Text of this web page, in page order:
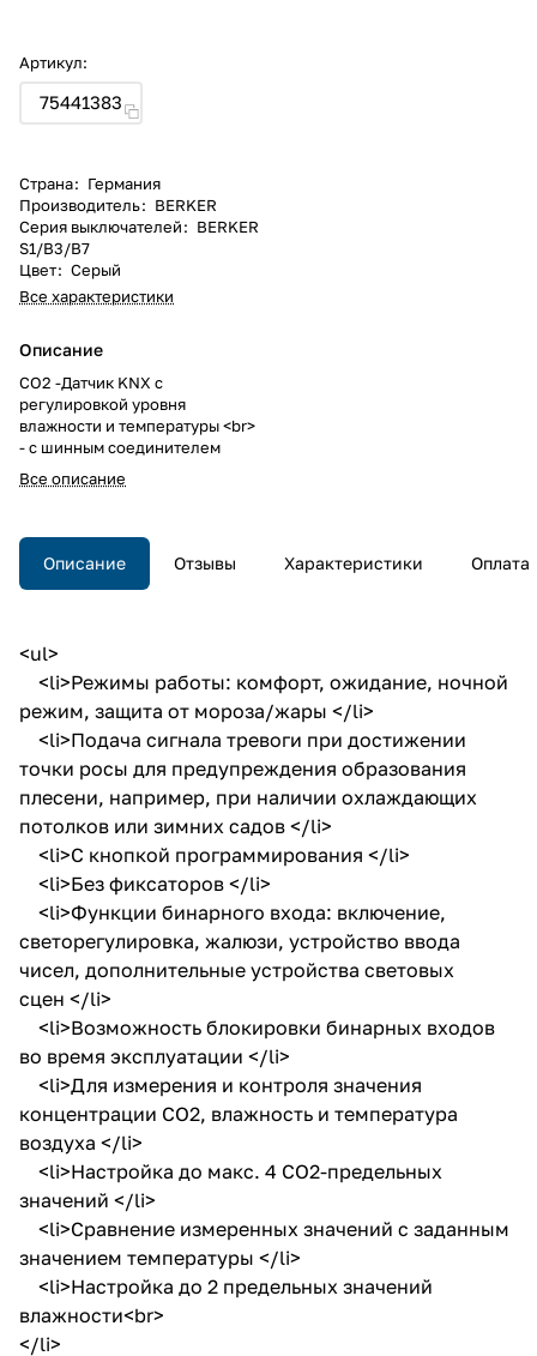
Артикул:
75441383
Страна: Германия
Производитель: BERKER
Серия выключателей: BERKER
S1/B3/B7
Цвет: Серый
Все характеристики
Описание
CO2 -Датчик KNX с
регулировкой уровня
влажности и температуры <br>
- с шинным соединителем
Все описание
Описание Отзывы Характеристики Оплата
<ul>
<li>Режимы работы: комфорт, ожидание, ночной
режим, защита от мороза/жары </li>
<li>Подача сигнала тревоги при достижении
точки росы для предупреждения образования
плесени, например, при наличии охлаждающих
потолков или зимних садов </li>
<li>С кнопкой программирования </li>
<li>Без фиксаторов </li>
<li>Функции бинарного входа: включение,
светорегулировка, жалюзи, устройство ввода
чисел, дополнительные устройства световых
сцен </li>
<li>Возможность блокировки бинарных входов
во время эксплуатации </li>
<li>Для измерения и контроля значения
концентрации CO2, влажность и температура
воздуха </li>
<li>Настройка до макс. 4 CO2-предельных
значений </li>
<li>Сравнение измеренных значений с заданным
значением температуры </li>
<li>Настройка до 2 предельных значений
влажности<br>
</li>